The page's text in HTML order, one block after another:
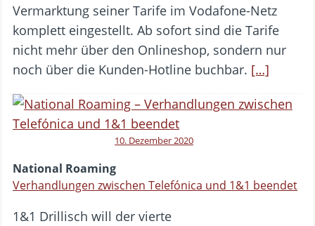
Vermarktung seiner Tarife im Vodafone-Netz
komplett eingestellt. Ab sofort sind die Tarife
nicht mehr über den Onlineshop, sondern nur
noch über die Kunden-Hotline buchbar. […]
10. Dezember 2020
National Roaming
Verhandlungen zwischen Telefónica und 1&1 beendet
1&1 Drillisch will der vierte